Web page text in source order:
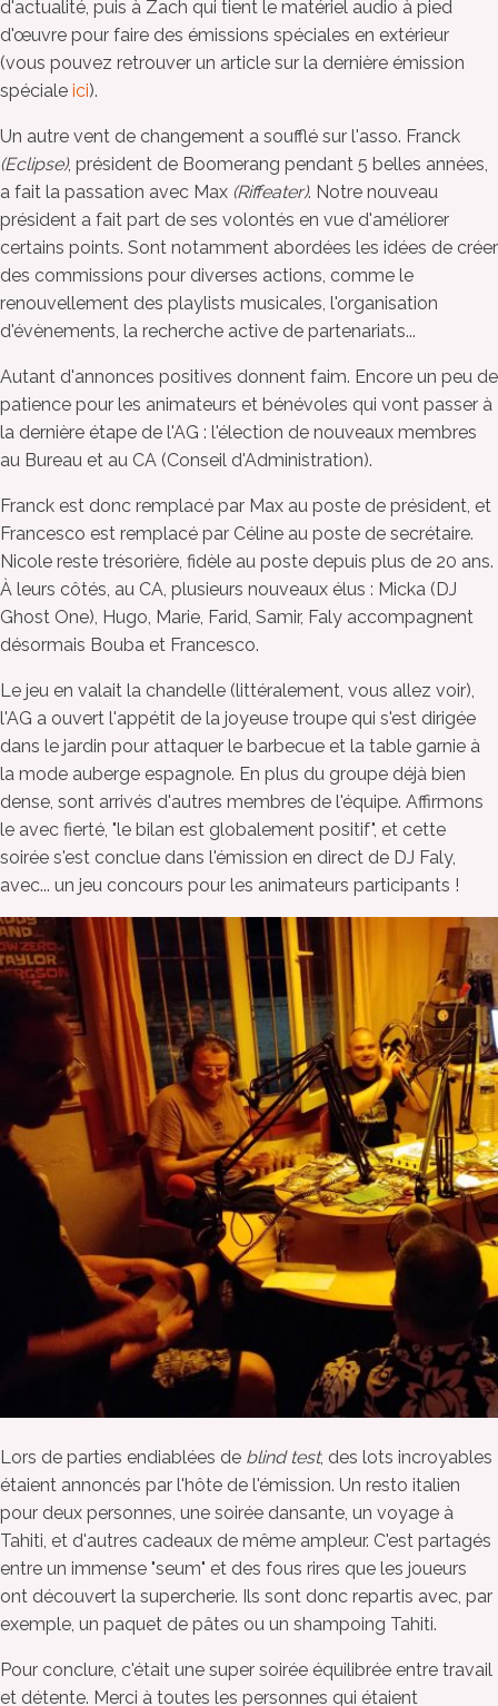
d'actualité, puis à Zach qui tient le matériel audio à pied
d'œuvre pour faire des émissions spéciales en extérieur
(vous pouvez retrouver un article sur la dernière émission
spéciale ici).
Un autre vent de changement a soufflé sur l'asso. Franck
(Eclipse), président de Boomerang pendant 5 belles années,
a fait la passation avec Max (Riffeater). Notre nouveau
président a fait part de ses volontés en vue d'améliorer
certains points. Sont notamment abordées les idées de créer
des commissions pour diverses actions, comme le
renouvellement des playlists musicales, l'organisation
d'évènements, la recherche active de partenariats...
Autant d'annonces positives donnent faim. Encore un peu de
patience pour les animateurs et bénévoles qui vont passer à
la dernière étape de l'AG : l'élection de nouveaux membres
au Bureau et au CA (Conseil d'Administration).
Franck est donc remplacé par Max au poste de président, et
Francesco est remplacé par Céline au poste de secrétaire.
Nicole reste trésorière, fidèle au poste depuis plus de 20 ans.
À leurs côtés, au CA, plusieurs nouveaux élus : Micka (DJ
Ghost One), Hugo, Marie, Farid, Samir, Faly accompagnent
désormais Bouba et Francesco.
Le jeu en valait la chandelle (littéralement, vous allez voir),
l'AG a ouvert l'appétit de la joyeuse troupe qui s'est dirigée
dans le jardin pour attaquer le barbecue et la table garnie à
la mode auberge espagnole. En plus du groupe déjà bien
dense, sont arrivés d'autres membres de l'équipe. Affirmons
le avec fierté, "le bilan est globalement positif", et cette
soirée s'est conclue dans l'émission en direct de DJ Faly,
avec... un jeu concours pour les animateurs participants !
Lors de parties endiablées de blind test, des lots incroyables
étaient annoncés par l'hôte de l'émission. Un resto italien
pour deux personnes, une soirée dansante, un voyage à
Tahiti, et d'autres cadeaux de même ampleur. C'est partagés
entre un immense "seum" et des fous rires que les joueurs
ont découvert la supercherie. Ils sont donc repartis avec, par
exemple, un paquet de pâtes ou un shampoing Tahiti.
Pour conclure, c'était une super soirée équilibrée entre travail
et détente. Merci à toutes les personnes qui étaient